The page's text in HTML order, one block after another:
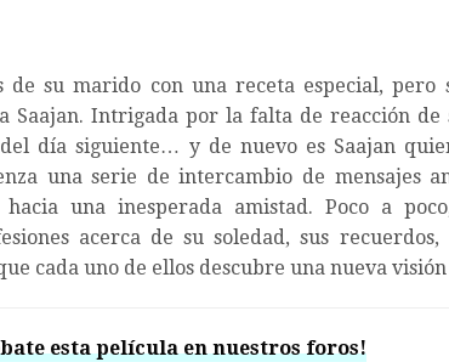
su marido con una receta especial, pero
Saajan. Intrigada por la falta de reacción de
día siguiente… y de nuevo es Saajan
una serie de intercambio de mensajes
una inesperada amistad. Poco a
acerca de su soledad, sus
cada uno de ellos descubre una nueva
esta película en nuestros foros!